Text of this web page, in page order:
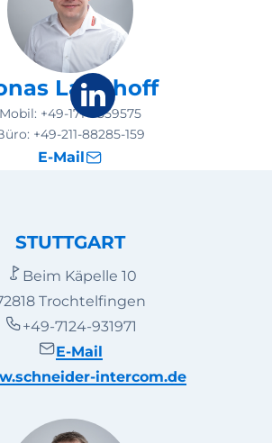
Langhoff
Mobil: +49-171-5859575
+49-211-88285-159
E-Mail
STUTTGART
Beim Käpelle 10
Trochtelfingen
+49-7124-931971
E-Mail
intercom.de